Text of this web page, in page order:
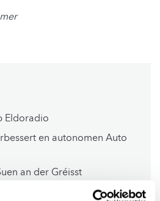
Eldoradio
en autonomen Auto
an der Gréisst